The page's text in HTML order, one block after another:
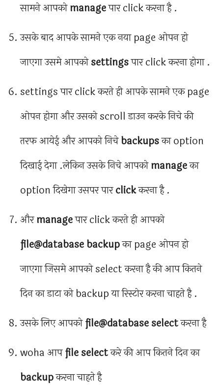
सामने आपकोmanageपार click करना है .
उसके बाद आपके सामने एक नया page ओपन हो
जाएगा उसमे आपकोsettingsपार click करना होगा .
settings पार click करते ही आपके सामने एक page
ओपन होगा और उसको scroll डाउन करके निचे की
तरफ आयेई और आपको निचेbackupsका option
दिखाई देगा .लेकिन उसके निचे आपकोmanageका
option दिखेगा उसपर पारclickकरना है .
औरmanageपार click करते ही आपको
file@database backupका page ओपन हो
जाएगा जिसमे आपको select करना है की आप कितने
दिन का डाटा को backup या रिस्टोर करना चाहते है .
उसके लिए आपकोfile@database selectकरना है
woha आपfile selectकरे की आप कितने दिन का
backupकरना चाहते है